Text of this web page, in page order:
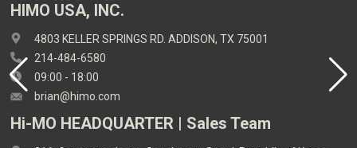
HIMO USA, INC.
4803 KELLER SPRINGS RD. ADDISON, TX 75001
214-484-6580
09:00 - 18:00
brian@himo.com
Hi-MO HEADQUARTER | Sales Team